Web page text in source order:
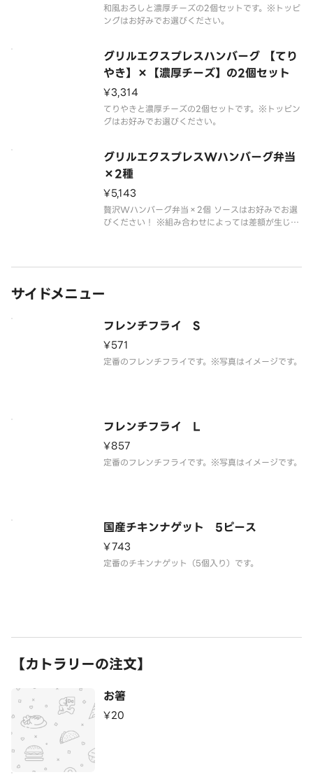
和風おろしと濃厚チーズの2個セットです。※トッピ
ングはお好みでお選びください。
グリルエクスプレスハンバーグ 【てり
やき】×【濃厚チーズ】の2個セット
¥3,314
てりやきと濃厚チーズの2個セットです。※トッピン
グはお好みでお選びください。
グリルエクスプレスWハンバーグ弁当
×2種
¥5,143
贅沢Wハンバーグ弁当×2個 ソースはお好みでお選
びください！ ※組み合わせによっては差額が生じま
サイドメニュー
フレンチフライ S
¥571
定番のフレンチフライです。※写真はイメージです。
フレンチフライ L
¥857
定番のフレンチフライです。※写真はイメージです。
国産チキンナゲット 5ピース
¥743
定番のチキンナゲット（5個入り）です。
【カトラリーの注文】
お箸
¥20